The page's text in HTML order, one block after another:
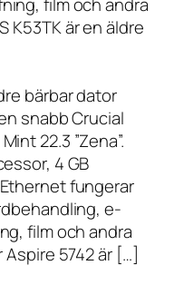
K53TK är en äldre
bärbar dator
snabb Crucial
22.3 ”Zena”.
4 GB
fungerar
e-
film och andra
5742 är […]